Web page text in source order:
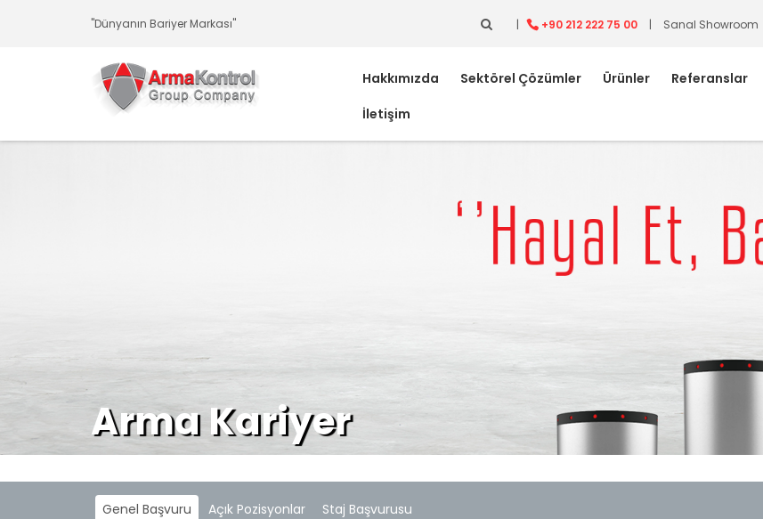
"Dünyanın Bariyer Markası" | +90 212 222 75 00 | Sanal Showroom
Hakkımızda Sektörel Çözümler Ürünler Referanslar
İletişim
Arma Kariyer
Genel Başvuru Açık Pozisyonlar Staj Başvurusu